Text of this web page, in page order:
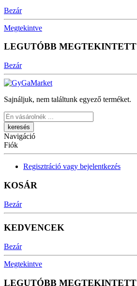
Bezár
Megtekintve
LEGUTÓBB MEGTEKINTETT
Bezár
Sajnáljuk, nem találtunk egyező terméket.
Keresés
Navigáció
Fiók
Regisztráció vagy bejelentkezés
KOSÁR
Bezár
KEDVENCEK
Bezár
Megtekintve
LEGUTÓBB MEGTEKINTETT